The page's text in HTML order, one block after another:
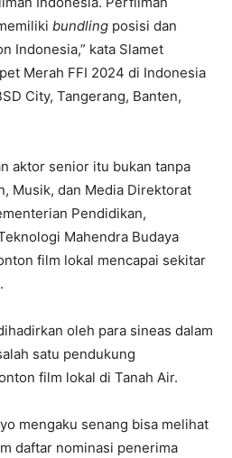
bundling posisi dan
Indonesia,” kata Slamet
Merah FFI 2024 di Indonesia
City, Tangerang, Banten,
aktor senior itu bukan tanpa
Musik, dan Media Direktorat
Pendidikan,
Mahendra Budaya
film lokal mencapai sekitar
oleh para sineas dalam
satu pendukung
film lokal di Tanah Air.
mengaku senang bisa melihat
daftar nominasi penerima